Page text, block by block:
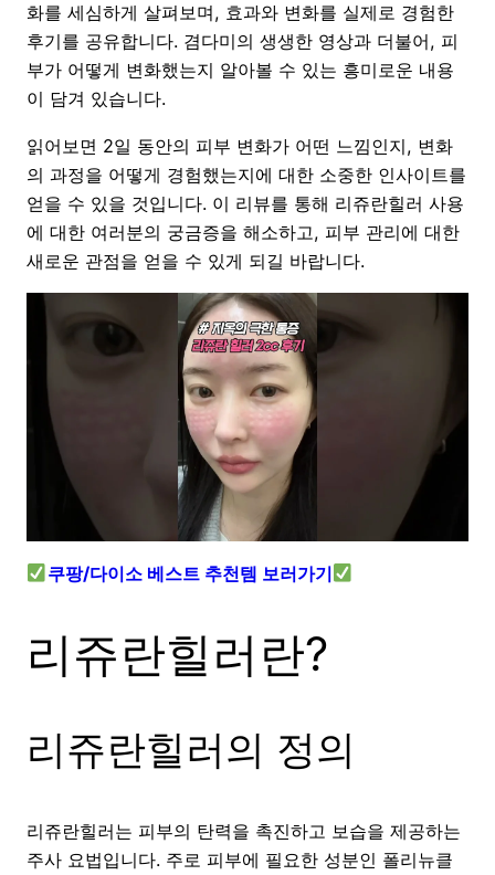
화를 세심하게 살펴보며, 효과와 변화를 실제로 경험한
후기를 공유합니다. 겸다미의 생생한 영상과 더불어, 피
부가 어떻게 변화했는지 알아볼 수 있는 흥미로운 내용
이 담겨 있습니다.
읽어보면 2일 동안의 피부 변화가 어떤 느낌인지, 변화
의 과정을 어떻게 경험했는지에 대한 소중한 인사이트를
얻을 수 있을 것입니다. 이 리뷰를 통해 리쥬란힐러 사용
에 대한 여러분의 궁금증을 해소하고, 피부 관리에 대한
새로운 관점을 얻을 수 있게 되길 바랍니다.
쿠팡/다이소 베스트 추천템 보러가기
리쥬란힐러란?
리쥬란힐러의 정의
리쥬란힐러는 피부의 탄력을 촉진하고 보습을 제공하는
주사 요법입니다. 주로 피부에 필요한 성분인 폴리뉴클